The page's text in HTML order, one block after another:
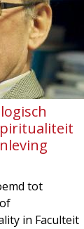
tot
in Faculteit